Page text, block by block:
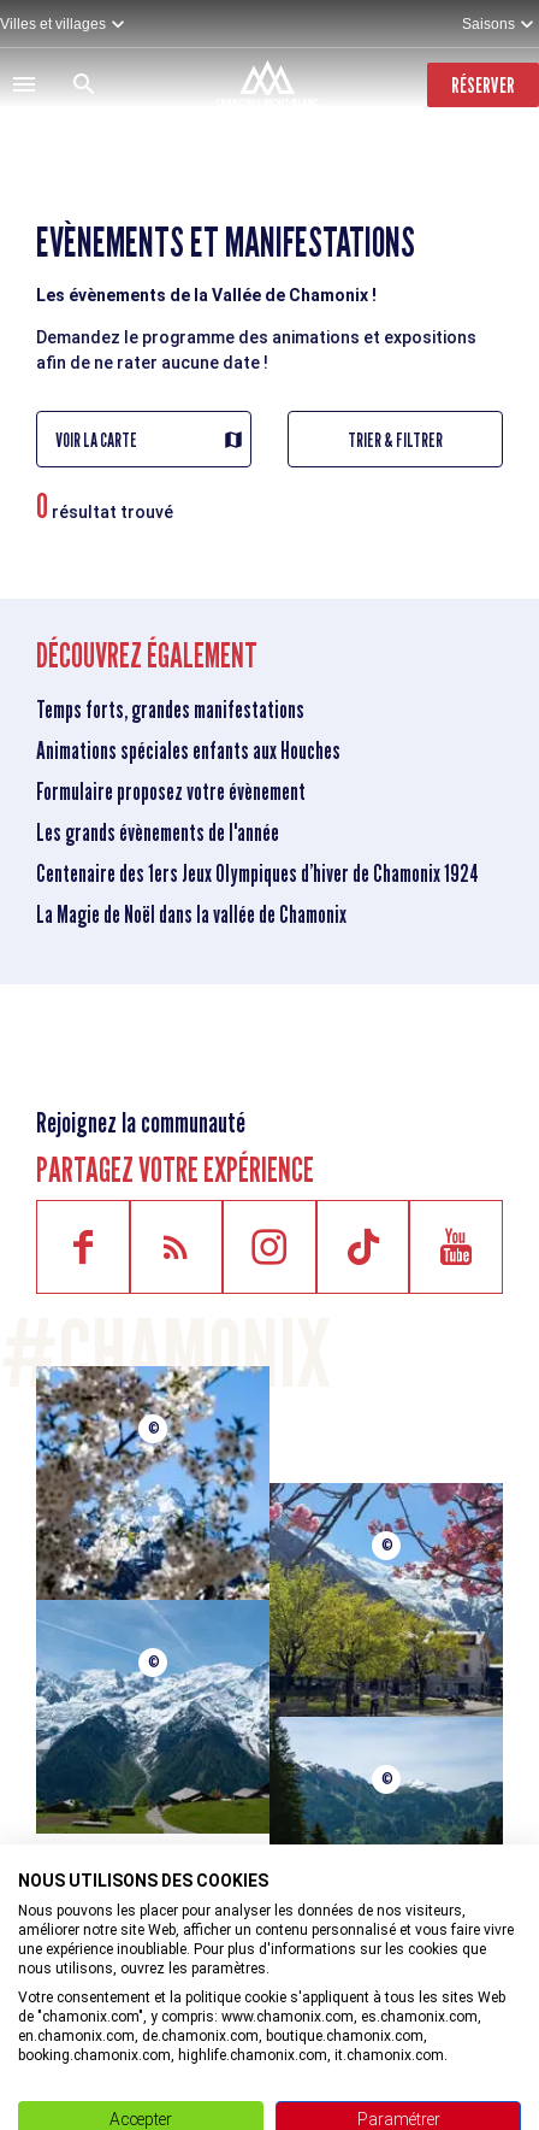
Aller
au
contenu
principal
Villes et villages Saisons
RÉSERVER
EVÈNEMENTS ET MANIFESTATIONS
Les évènements de la Vallée de Chamonix !
Demandez le programme des animations et expositions
afin de ne rater aucune date !
VOIR LA CARTE TRIER & FILTRER
0 résultat trouvé
DÉCOUVREZ ÉGALEMENT
Temps forts, grandes manifestations
Animations spéciales enfants aux Houches
Formulaire proposez votre évènement
Les grands évènements de l'année
Centenaire des 1ers Jeux Olympiques d’hiver de Chamonix 1924
La Magie de Noël dans la vallée de Chamonix
Rejoignez la communauté
PARTAGEZ VOTRE EXPÉRIENCE
©
©
©
©
Blog Vallée de Chamonix
Boutique en ligne
NOUS UTILISONS DES COOKIES
Nous pouvons les placer pour analyser les données de nos visiteurs,
améliorer notre site Web, afficher un contenu personnalisé et vous faire vivre
une expérience inoubliable. Pour plus d'informations sur les cookies que
nous utilisons, ouvrez les paramètres.
Votre consentement et la politique cookie s'appliquent à tous les sites Web
de "chamonix.com", y compris: www.chamonix.com, es.chamonix.com,
en.chamonix.com, de.chamonix.com, boutique.chamonix.com,
booking.chamonix.com, highlife.chamonix.com, it.chamonix.com.
Accepter Paramétrer